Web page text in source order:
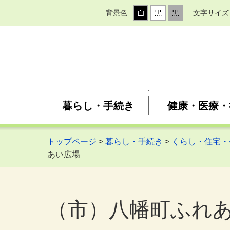
背景色 文字サイズ
暮らし・手続き 健康・医療
トップページ > 暮らし・手続き > くらし・住宅
あい広場
（市）八幡町ふれ